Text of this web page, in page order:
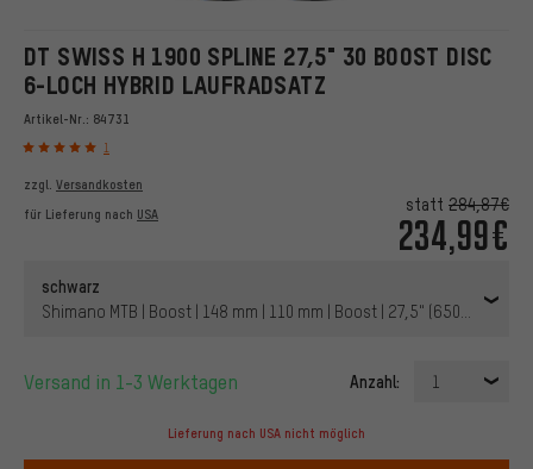
DT SWISS H 1900 SPLINE 27,5" 30 BOOST DISC
6-LOCH HYBRID LAUFRADSATZ
Artikel-Nr.: 84731
1
statt 284,87€
234,99€
zzgl. Versandkosten
für Lieferung nach USA
schwarz
Shimano MTB | Boost | 148 mm | 110 mm | Boost | 27,5" (650B) | 110
Versand in 1-3 Werktagen Anzahl: 1
Lieferung nach USA nicht möglich